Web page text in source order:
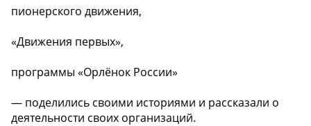
пионерского движения,
«Движения первых»,
программы «Орлёнок России»
— поделились своими историями и рассказали о
деятельности своих организаций.